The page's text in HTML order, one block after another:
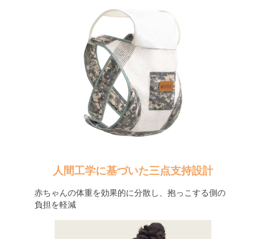
人間工学に基づいた三点支持設計
赤ちゃんの体重を効果的に分散し、抱っこする側の
負担を軽減